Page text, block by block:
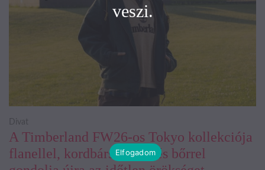
A Timberland FW26-os Tokyo kollekciója
flanellel, kordbársonnyal és bőrrel
Divat
veszi.
Elfogadom